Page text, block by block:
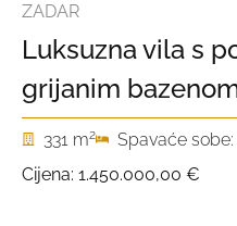
ZADAR
Luksuzna vila s
grijanim
331 m2 Spavaće sobe:
Cijena: 1.450.000,00 €